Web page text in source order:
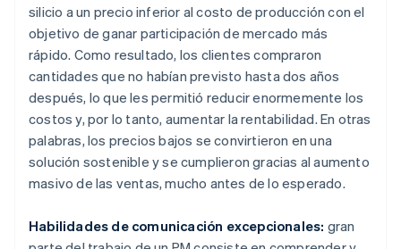
silicio a un precio inferior al costo de producción con el
objetivo de ganar participación de mercado más
rápido. Como resultado, los clientes compraron
cantidades que no habían previsto hasta dos años
después, lo que les permitió reducir enormemente los
costos y, por lo tanto, aumentar la rentabilidad. En otras
palabras, los precios bajos se convirtieron en una
solución sostenible y se cumplieron gracias al aumento
masivo de las ventas, mucho antes de lo esperado.
Habilidades de comunicación excepcionales: gran